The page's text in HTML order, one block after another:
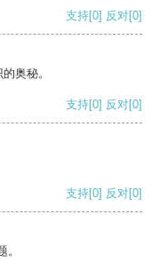
支持[0] 反对[0]
奥秘。
支持[0] 反对[0]
支持[0] 反对[0]